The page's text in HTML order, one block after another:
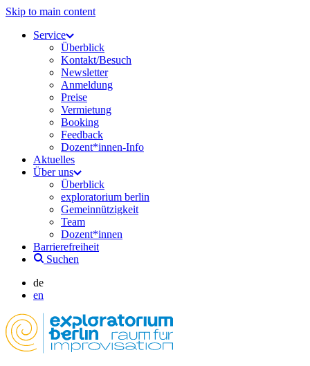
Skip to main content
Service
Überblick
Kontakt/Besuch
Newsletter
Anmeldung
Preise
Vermietung
Booking
Feedback
Dozent*innen-Info
Aktuelles
Über uns
Überblick
exploratorium berlin
Gemeinnützigkeit
Team
Dozent*innen
Barrierefreiheit
Suchen
de
en